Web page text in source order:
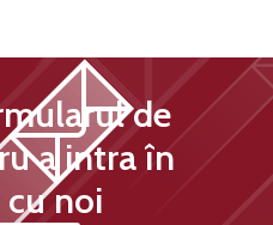
de
a intra în
noi